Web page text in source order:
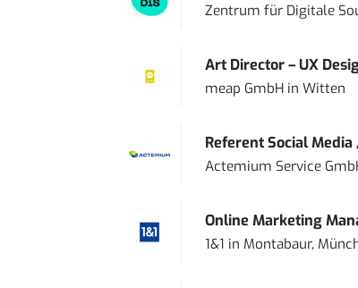
Zentrum für Digitale
Art Director – UX
meap GmbHin Witten
Referent Social
Actemium Service
Online Marketing
1&1 in Montabaur,